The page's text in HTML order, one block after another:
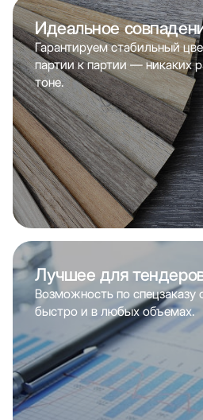
Идеальное
Гарантируем стабильный
партии к партии — никаких
тоне.
Лучшее для
Возможность по спецзаказу
быстро и в любых объемах.